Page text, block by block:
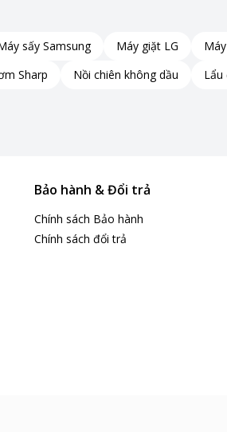
đó, bạn có thể tránh được tình trạng
sấy Samsung Máy giặt LG
Sharp Nồi chiên không dầu Lẩu
Bảo hành & Đổi trả
Chính sách Bảo hành
Chính sách đổi trả